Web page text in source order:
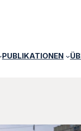
PUBLIKATIONEN